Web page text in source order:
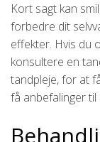
Kort sagt kan
forbedre dit
effekter. Hvis du
konsultere en
tandpleje, for at
få anbefalinger